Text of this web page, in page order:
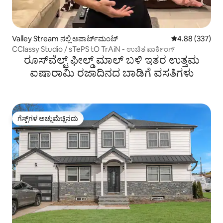
Valley Stream ನಲ್ಲಿ ಅಪಾರ್ಟ್‌ಮಂಟ್ 5 ರಲ್ಲಿ 4.88
4.88 (337)
CClassy Studio / sTePS tO TrAiN - ಉಚಿತ ಪಾರ್ಕಿಂಗ್
ರೂಸ್‌ವೆಲ್ಟ್ ಫೀಲ್ಡ್ ಮಾಲ್ ಬಳಿ ಇತರ ಉತ್ತಮ
ಐಷಾರಾಮಿ ರಜಾದಿನದ ಬಾಡಿಗೆ ವಸತಿಗಳು
ಗೆಸ್ಟ್‌ಗಳ ಅಚ್ಚುಮೆಚ್ಚಿನದು
ಗೆಸ್ಟ್‌ಗಳ ಅಚ್ಚುಮೆಚ್ಚಿನದು